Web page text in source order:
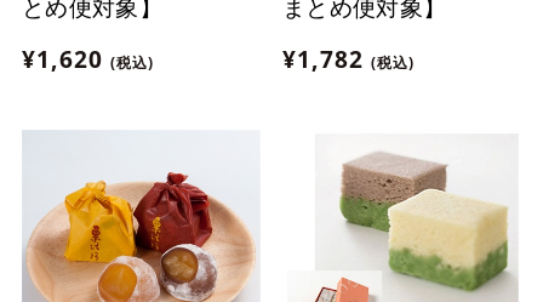
とめ便対象】
¥1,620 (税込)
まとめ便対象】
¥1,782 (税込)